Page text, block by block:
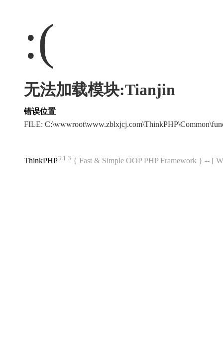
:(
无法加载模块:Tianjin
错误位置
FILE:
ThinkPHP3.1.3 { Fast & Simple OOP PHP Framework } -- [